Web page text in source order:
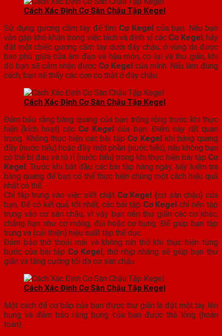
Cách Xác Định Cơ Sàn Chậu Tập Kegel
Sử dụng gương cầm tay để tìm Cơ Kegelcủa bạn. Nếu bạn
vẫn gặp khó khăn trong việc tách và định vị các Cơ Kegel, hãy
đặt một chiếc gương cầm tay dưới đáy chậu, ở vùng da được
bao phủ giữa cửa âm đạo và hậu môn, co lại và thư giãn, khi
đó bạn sẽ cảm nhận được Cơ Kegelcủa mình. Nếu làm đúng
cách, bạn sẽ thấy các cơn co thắt ở đáy chậu.
Cách Xác Định Cơ Sàn Chậu Tập Kegel
Đảm bảo rằng bàng quang của bạn trống rỗng trước khi thực
hiện (kích hoạt) các Cơ Kegelcủa bạn. Điểm này rất quan
trọng. Không thực hiện các bài tập Cơ Kegel khi bàng quang
đầy (nước tiểu) hoặc đầy một phần (nước tiểu), nếu không bạn
có thể bị đau và rò rỉ (nước tiểu) trong khi thực hiện bài tập Cơ
Kegel. Trước khi bắt đầu các bài tập hàng ngày, hãy kiểm tra
bàng quang để bạn có thể thực hiện chúng một cách hiệu quả
nhất có thể.
Chỉ tập trung vào việc siết chặt Cơ Kegel (cơ sàn chậu) của
bạn. Để có kết quả tốt nhất, các bài tập Cơ Kegel chỉ nên tập
trung vào cơ sàn chậu, vì vậy bạn nên thư giãn các cơ khác,
chẳng hạn như cơ mông, đùi hoặc cơ bụng. Để giúp bạn tập
trung và (cải thiện) hiệu suất tập thể dục.
Đảm bảo thở thoải mái và không nín thở khi thực hiện từng
bước của bài tập Cơ Kegel, thở nhịp nhàng sẽ giúp bạn thư
giãn và tăng cường tối đa cơ sàn chậu.
Cách Xác Định Cơ Sàn Chậu Tập Kegel
Một cách để cơ bắp của bạn được thư giãn là đặt một tay lên
bụng và đảm bảo rằng bụng của bạn được thả lỏng (hoàn
toàn).